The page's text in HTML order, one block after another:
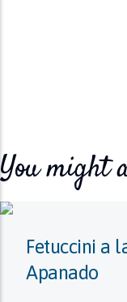
You might
Fetuccini a
Apanado